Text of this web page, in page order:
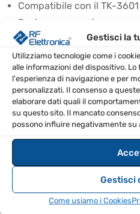
Gestisci la
Utilizziamo tecnologie come i
alle informazioni del dispositivo.
l'esperienza di navigazione e per
personalizzati. Il consenso a
elaborare dati quali il
su questo sito. Il mancato
possono influire negativamente
Gestisci
Come usiamo i Cookies
Compatibile con il TK-3601
Design ergonomico
Microfono di alta qualità
Leggero e portatile
SPECIFICHE TECNICHE
Modello
Marca
Peso (kg)
FAQ – DOMANDE FREQUENTI